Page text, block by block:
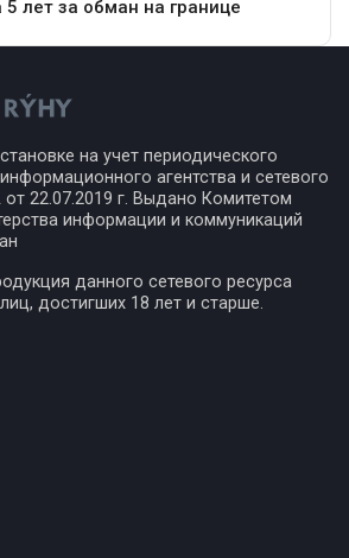
на учет периодического
агентства и сетевого
22.07.2019 г. Выдано Комитетом
информации и коммуникаций
данного сетевого ресурса
достигших 18 лет и старше.